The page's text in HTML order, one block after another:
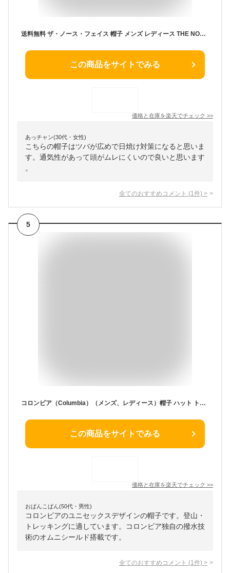
送料無料 ザ・ノース・フェイス 帽子 メンズ レディース THE NORTH FACE ブリマーハット ユニセックス UVカット メッシュ あご紐 ナイロン アウトドアウェア アクセサリー 登山 トレッキング ハイク キャンプ 男女兼用 ぼうし ブランド アパレル/NN02339
この商品をサイトでみる
価格と在庫を楽天でチェック >>
あっチャン(30代・女性)
こちらの帽子はツバが広めで日焼け対策になると思いま
す。通気性があって頭がムレにくいので良いと思います
。
全てのおすすめコメント (1 件) >
5
コロンビア（Columbia）（メンズ、レディース）帽子 ハット トレッキング 登山 イエロードック マウンテンブーニー PU5700
この商品をサイトでみる
価格と在庫を楽天でチェック >>
おぱんこぱん(50代・男性)
コロンビアのユニセックスデザインの帽子です。登山・
トレッキングに適しています。コロンビア独自の撥水技
術のオムニシールド搭載です。
全てのおすすめコメント (1 件) >